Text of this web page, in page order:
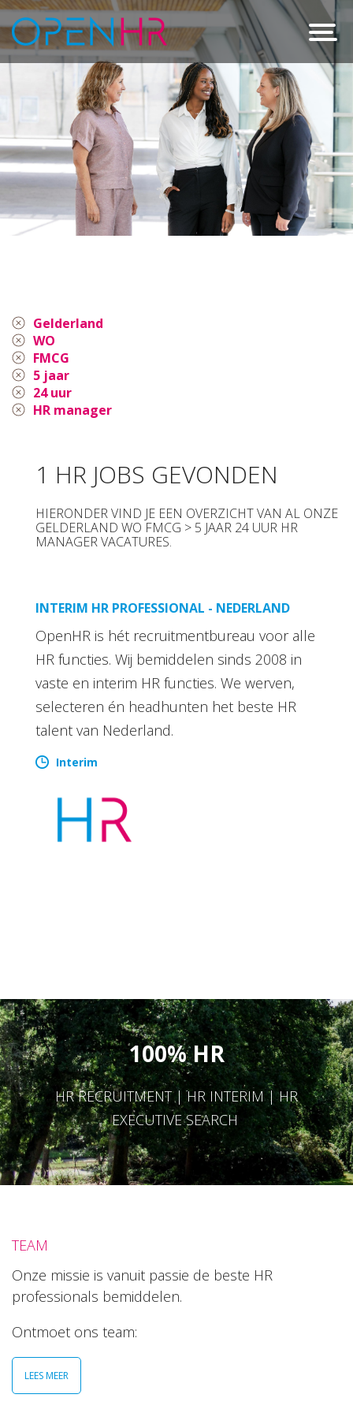
Gelderland
WO
FMCG
5 jaar
24 uur
HR manager
1 HR JOBS GEVONDEN
HIERONDER VIND JE EEN OVERZICHT VAN AL ONZE
GELDERLAND WO FMCG > 5 JAAR 24 UUR HR
MANAGER VACATURES.
INTERIM HR PROFESSIONAL - NEDERLAND
OpenHR is hét recruitmentbureau voor alle
HR functies. Wij bemiddelen sinds 2008 in
vaste en interim HR functies. We werven,
selecteren én headhunten het beste HR
talent van Nederland.
Interim
100% HR
HR RECRUITMENT | HR INTERIM | HR
EXECUTIVE SEARCH
TEAM
Onze missie is vanuit passie de beste HR
professionals bemiddelen.
Ontmoet ons team:
LEES MEER